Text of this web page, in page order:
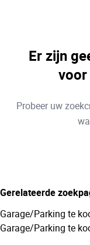
Alken (3570)
Garage/Parking
Min. budget
Er zijn
Probeer uw
Gerelateerde
Garage/Parking te
Garage/Parking te